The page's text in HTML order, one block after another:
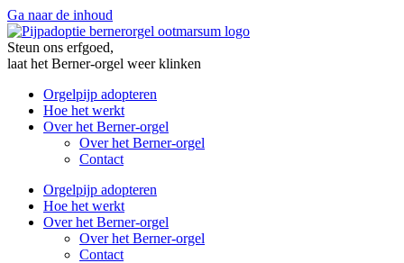
Ga naar de inhoud
Steun ons erfgoed,
laat het Berner-orgel weer klinken
Orgelpijp adopteren
Hoe het werkt
Over het Berner-orgel
Over het Berner-orgel
Contact
Orgelpijp adopteren
Hoe het werkt
Over het Berner-orgel
Over het Berner-orgel
Contact